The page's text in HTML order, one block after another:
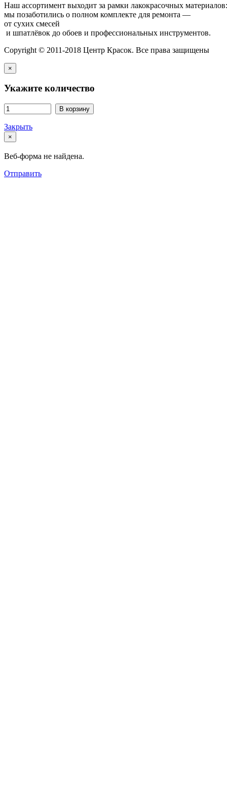
Наш ассортимент выходит за рамки лакокрасочных
мы позаботились о полном комплекте для ремонта —
от сухих смесей
и шпатлёвок до обоев и профессиональных инструментов.
Copyright © 2011-2018 Центр Красок. Все права защищены
×
Укажите количество
В корзину
Закрыть
×
Веб-форма не найдена.
Отправить